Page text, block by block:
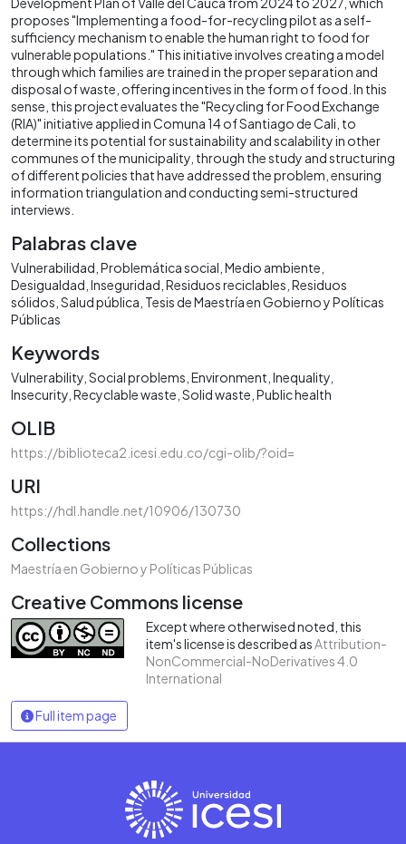
proposes "Implementing a food-for-recycling pilot as a self-
sufficiency mechanism to enable the human right to food for
vulnerable populations." This initiative involves creating a model
through which families are trained in the proper separation and
disposal of waste, offering incentives in the form of food. In this
sense, this project evaluates the "Recycling for Food Exchange
(RIA)" initiative applied in Comuna 14 of Santiago de Cali, to
determine its potential for sustainability and scalability in other
communes of the municipality, through the study and structuring
of different policies that have addressed the problem, ensuring
information triangulation and conducting semi-structured
interviews.
Palabras clave
Vulnerabilidad Problemática social Medio ambiente
Desigualdad Inseguridad Residuos reciclables Residuos
sólidos Salud pública Tesis de Maestría en Gobierno y Políticas
Públicas
Keywords
Vulnerability Social problems Environment Inequality
Insecurity Recyclable waste Solid waste Public health
OLIB
https://biblioteca2.icesi.edu.co/cgi-olib/?oid=
URI
https://hdl.handle.net/10906/130730
Collections
Maestría en Gobierno y Políticas Públicas
Creative Commons license
Except where otherwised noted, this
item's license is described asAttribution-
NonCommercial-NoDerivatives 4.0
International
Full item page